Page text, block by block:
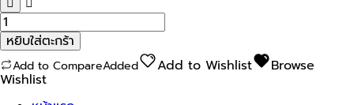
จำนวน
ข้าวโพด
ข้าว
เหนียว
แก้ม
น้อง
หยิบใส่ตะกร้า
Add to CompareAdded Add to Wishlist Browse
Wishlist